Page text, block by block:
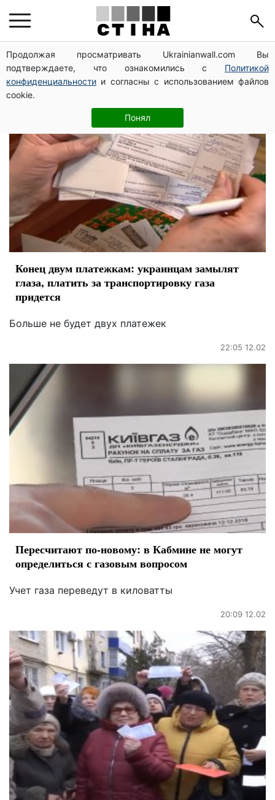
Продолжая просматривать Ukrainianwall.com Вы
подтверждаете, что ознакомились с Политикой
конфиденциальности и согласны с использованием файлов
cookie.
Понял
НКРЭКУ
Конец двум платежкам: украинцам замылят
глаза, платить за транспортировку газа
придется
Больше не будет двух платежек
22:05 12.02
Пересчитают по-новому: в Кабмине не могут
определиться с газовым вопросом
Учет газа переведут в киловатты
20:09 12.02